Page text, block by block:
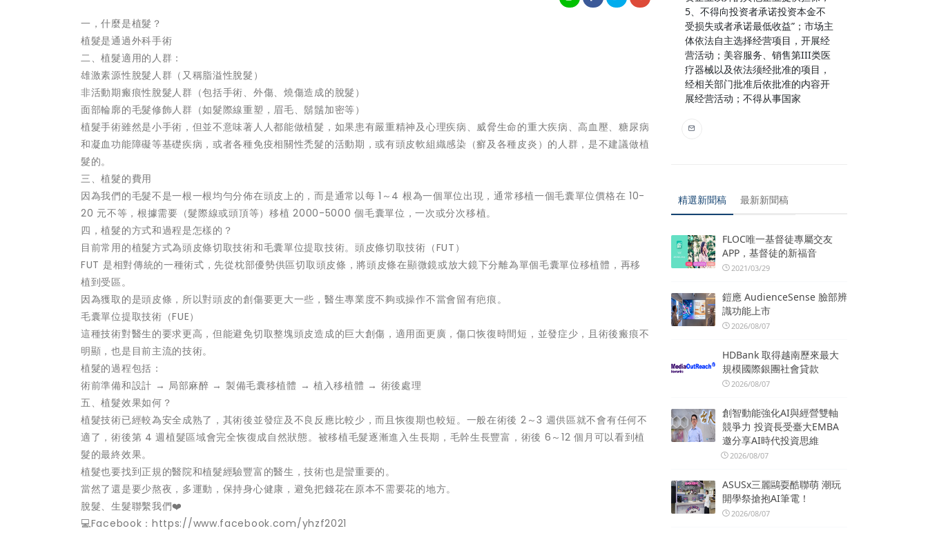
一，什麼是植髮？
植髮是通過外科手術
二、植髮適用的人群：
雄激素源性脫髮人群（又稱脂溢性脫髮）
非活動期瘢痕性脫髮人群（包括手術、外傷、燒傷造成的脫髮）
面部輪廓的毛髮修飾人群（如髮際線重塑，眉毛、鬍鬚加密等）
植髮手術雖然是小手術，但並不意味著人人都能做植髮，如果患有嚴重精神及心理疾病、威脅生命的重大疾病、高血壓、糖尿病
和凝血功能障礙等基礎疾病，或者各種免疫相關性禿髮的活動期，或有頭皮軟組織感染（癬及各種皮炎）的人群，是不建議做植
髮的。
三、植髮的費用
因為我們的毛髮不是一根一根均勻分佈在頭皮上的，而是通常以每 1～4 根為一個單位出現，通常移植一個毛囊單位價格在 10-
20 元不等，根據需要（髮際線或頭頂等）移植 2000-5000 個毛囊單位，一次或分次移植。
四，植髮的方式和過程是怎樣的？
目前常用的植髮方式為頭皮條切取技術和毛囊單位提取技術。頭皮條切取技術（FUT）
FUT 是相對傳統的一種術式，先從枕部優勢供區切取頭皮條，將頭皮條在顯微鏡或放大鏡下分離為單個毛囊單位移植體，再移
植到受區。
因為獲取的是頭皮條，所以對頭皮的創傷要更大一些，醫生專業度不夠或操作不當會留有疤痕。
毛囊單位提取技術（FUE）
這種技術對醫生的要求更高，但能避免切取整塊頭皮造成的巨大創傷，適用面更廣，傷口恢復時間短，並發症少，且術後瘢痕不
明顯，也是目前主流的技術。
植髮的過程包括：
術前準備和設計 → 局部麻醉 → 製備毛囊移植體 → 植入移植體 → 術後處理
五、植髮效果如何？
植髮技術已經較為安全成熟了，其術後並發症及不良反應比較少，而且恢復期也較短。一般在術後 2～3 週供區就不會有任何不
適了，術後第 4 週植髮區域會完全恢復成自然狀態。被移植毛髮逐漸進入生長期，毛幹生長豐富，術後 6～12 個月可以看到植
髮的最終效果。
植髮也要找到正規的醫院和植髮經驗豐富的醫生，技術也是蠻重要的。
當然了還是要少熬夜，多運動，保持身心健康，避免把錢花在原本不需要花的地方。
脫髮、生髮聯繫我們❤️
💻Facebook：https://www.facebook.com/yhzf2021
5、不得向投资者承诺投资本金不
受损失或者承诺最低收益”；市场主
体依法自主选择经营项目，开展经
营活动；美容服务、销售第III类医
疗器械以及依法须经批准的项目，
经相关部门批准后依批准的内容开
展经营活动；不得从事国家
精選新聞稿 最新新聞稿
FLOC唯一基督徒專屬交友
APP，基督徒的新福音
2021/03/29
鎧應 AudienceSense 臉部辨
識功能上市
2026/08/07
HDBank 取得越南歷來最大
規模國際銀團社會貸款
2026/08/07
創智動能強化AI與經營雙軸
競爭力 投資長受臺大EMBA
邀分享AI時代投資思維
2026/08/07
ASUSx三麗鷗耍酷聯萌 潮玩
開學祭搶抱AI筆電！
2026/08/07